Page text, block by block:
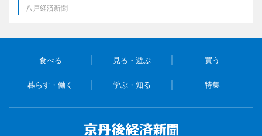
八戸経済新聞
食べる 見る・遊ぶ 買う
暮らす・働く 学ぶ・知る 特集